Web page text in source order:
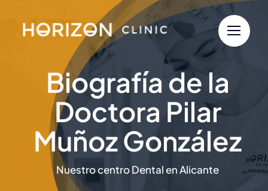
Biografía de la
Doctora Pilar
Muñoz González
Nuestro centro Dental en Alicante